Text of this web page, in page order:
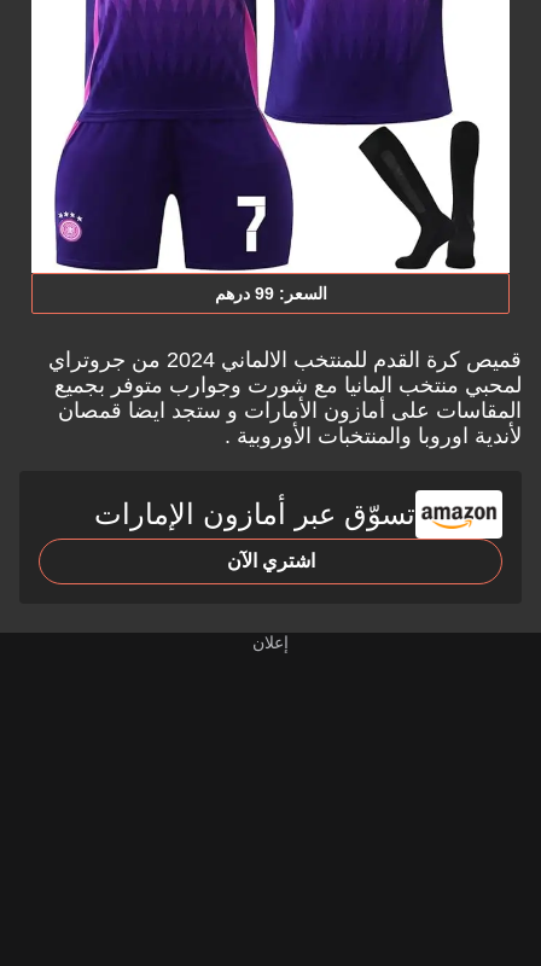
السعر: 99 درهم
قميص كرة القدم للمنتخب الالماني 2024 من جروتراي
لمحبي منتخب المانيا مع شورت وجوارب متوفر بجميع
المقاسات على أمازون الأمارات و ستجد ايضا قمصان
لأندية اوروبا والمنتخبات الأوروبية .
تسوّق عبر أمازون الإمارات
اشتري الآن